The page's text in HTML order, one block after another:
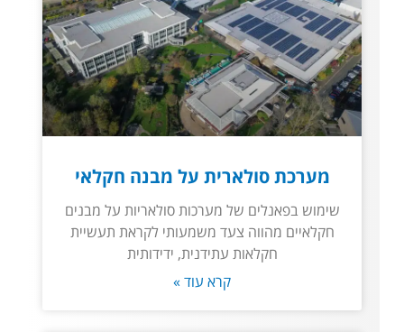
מערכת סולארית על מבנה חקלאי
שימוש בפאנלים של מערכות סולאריות על מבנים
חקלאיים מהווה צעד משמעותי לקראת תעשיית
חקלאות עתידנית, ידידותית
קרא עוד »